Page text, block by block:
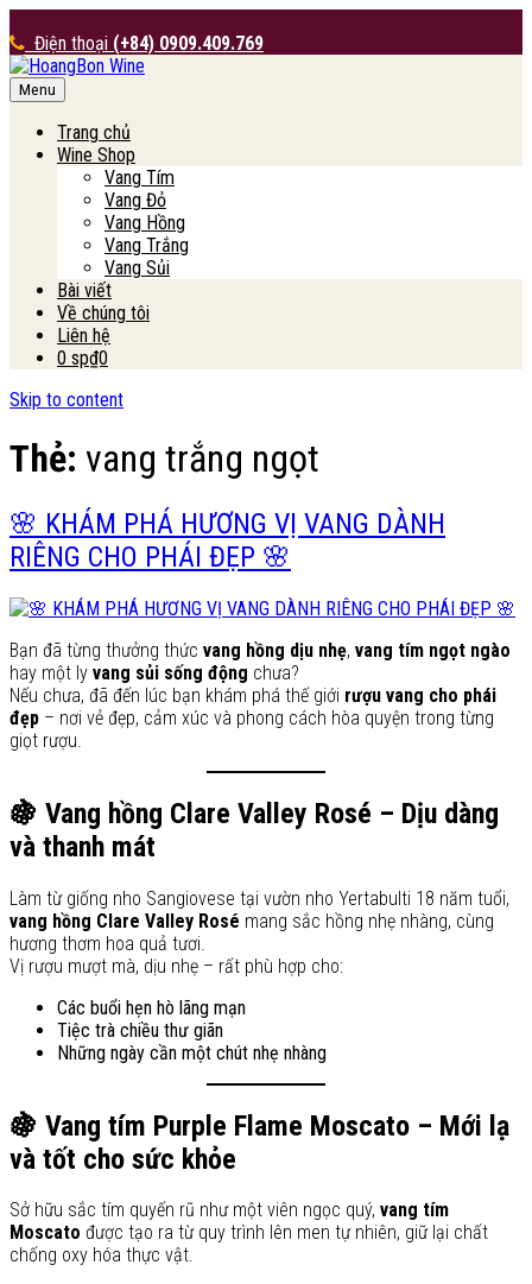
Điện thoại (+84) 0909.409.769
HoangBon Wine
Menu
Trang chủ
Wine Shop
Vang Tím
Vang Đỏ
Vang Hồng
Vang Trắng
Vang Sủi
Bài viết
Về chúng tôi
Liên hệ
0 sp₫0
Skip to content
Thẻ: vang trắng ngọt
🌸 KHÁM PHÁ HƯƠNG VỊ VANG DÀNH
RIÊNG CHO PHÁI ĐẸP 🌸
Bạn đã từng thưởng thức vang hồng dịu nhẹ, vang tím ngọt ngào
hay một ly vang sủi sống động chưa?
Nếu chưa, đã đến lúc bạn khám phá thế giới rượu vang cho phái
đẹp – nơi vẻ đẹp, cảm xúc và phong cách hòa quyện trong từng
giọt rượu.
🍇 Vang hồng Clare Valley Rosé – Dịu dàng
và thanh mát
Làm từ giống nho Sangiovese tại vườn nho Yertabulti 18 năm tuổi,
vang hồng Clare Valley Rosé mang sắc hồng nhẹ nhàng, cùng
hương thơm hoa quả tươi.
Vị rượu mượt mà, dịu nhẹ – rất phù hợp cho:
Các buổi hẹn hò lãng mạn
Tiệc trà chiều thư giãn
Những ngày cần một chút nhẹ nhàng
🍇 Vang tím Purple Flame Moscato – Mới lạ
và tốt cho sức khỏe
Sở hữu sắc tím quyến rũ như một viên ngọc quý, vang tím
Moscato được tạo ra từ quy trình lên men tự nhiên, giữ lại chất
chống oxy hóa thực vật.